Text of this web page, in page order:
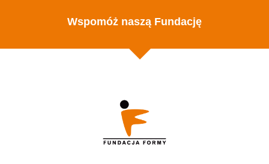
Wspomóż naszą Fundację